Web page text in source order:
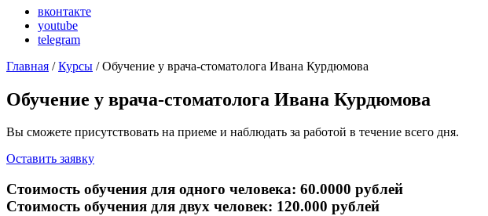
вконтакте
youtube
telegram
Главная /Курсы /Обучение у врача-стоматолога Ивана Курдюмова
Обучение у врача-стоматолога Ивана Курдюмова
Вы сможете присутствовать на приеме и наблюдать за работой в течение всего дня.
Оставить заявку
Стоимость обучения для одного человека: 60.0000 рублей
Стоимость обучения для двух человек: 120.000 рублей